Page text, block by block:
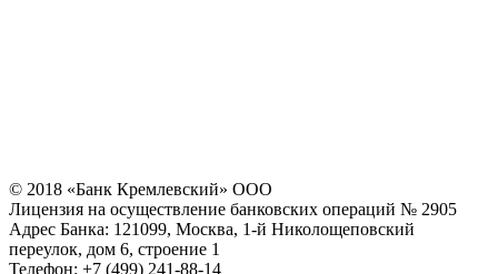
© 2018 «Банк Кремлевский» ООО
Лицензия на осуществление банковских операций № 2905
Адрес Банка: 121099, Москва, 1-й Николощеповский
переулок, дом 6, строение 1
Телефон: +7 (499) 241-88-14